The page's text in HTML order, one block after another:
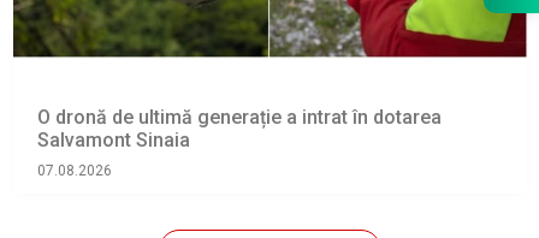
O dronă de ultimă generație a intrat în dotarea
Salvamont Sinaia
07.08.2026